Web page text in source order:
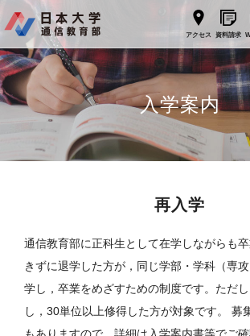
アクセス 資料請求
入学案内
再入学
通信教育部に正科生として在学しながらも
きずに退学した方が，同じ学部・学科（専
学し，卒業をめざすための制度です。ただ
し，30単位以上修得した方が対象です。 募